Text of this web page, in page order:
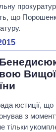
що
юстиції, що
з
тільки